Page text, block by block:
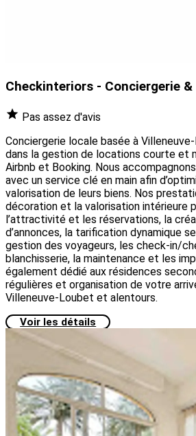
Checkinteriors - Conciergerie
Pas assez d'avis
Conciergerie locale basée à
dans la gestion de locations courte et
Airbnb et Booking. Nous
avec un service clé en main afin
valorisation de leurs biens. Nos
décoration et la valorisation intérieure
l’attractivité et les réservations, la
d’annonces, la tarification dynamique
gestion des voyageurs, les check-in/
blanchisserie, la maintenance et les
également dédié aux résidences
régulières et organisation de votre
Villeneuve-Loubet et alentours.
Voir les détails